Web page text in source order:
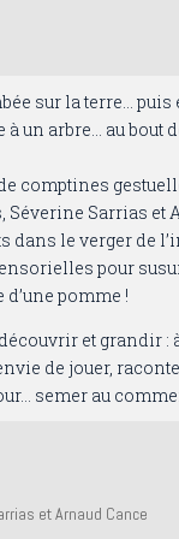
sur la terre… puis
un arbre… au bout
comptines
Sarrias et
dans le verger de
pour
pomme !
et grandir :
de jouer,
semer au
et Arnaud Cance